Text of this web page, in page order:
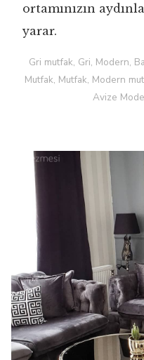
ortamınızın
yarar.
Gri mutfak, Gri, Modern,
Mutfak, Mutfak, Modern
Avize